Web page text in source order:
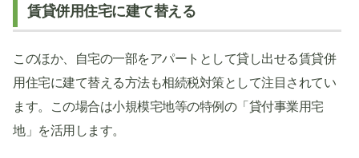
賃貸併用住宅に建て替える
このほか、自宅の一部をアパートとして貸し出せる賃貸併
用住宅に建て替える方法も相続税対策として注目されてい
ます。この場合は小規模宅地等の特例の「貸付事業用宅
地」を活用します。